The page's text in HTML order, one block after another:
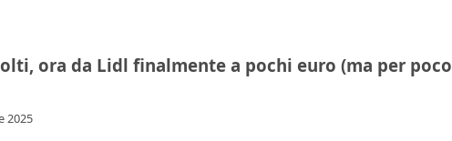
ora da Lidl finalmente a pochi euro (ma per poco
2025